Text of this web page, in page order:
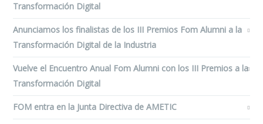
Transformación Digital
Anunciamos los finalistas de los III Premios Fom Alumni a la
Transformación Digital de la Industria
Vuelve el Encuentro Anual Fom Alumni con los III Premios a la
Transformación Digital
FOM entra en la Junta Directiva de AMETIC